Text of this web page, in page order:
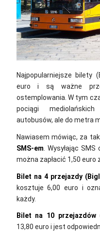
Najpopularniejsze bilety
euro i są ważne
ostemplowania. W tym
pociągi
autobusów, ale do metra
Nawiasem mówiąc, za
SMS-em . Wysyłając
można zapłacić 1,50 euro
Bilet na 4 przejazdy
kosztuje 6,00 euro i
każdy.
Bilet na 10 przejazdów
13,80 euro i jest